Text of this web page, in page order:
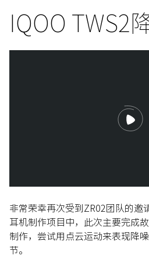
IQOO TWS2
非常荣幸再次受到ZR02团队的邀
耳机制作项目中，此次主要完成
制作，尝试用点云运动来表现降
节。